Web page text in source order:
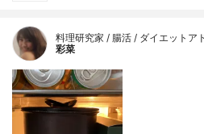
料理研究家 / 腸活 / ダイエットア
彩菜